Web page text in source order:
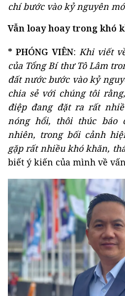
chí bước vào kỷ nguyên
Vẫn loay hoay trong khó
* PHÓNG VIÊN: Khi viết
của Tổng Bí thư Tô Lâm
đất nước bước vào kỷ
chia sẻ với chúng tôi
điệp đang đặt ra rất
nóng hổi, thôi thúc báo
nhiên, trong bối cảnh
gặp rất nhiều khó khăn,
biết ý kiến của mình về